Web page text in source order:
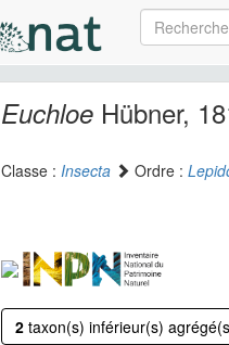
Euchloe Hübner,
Classe : Insecta Ordre :
2 taxon(s) inférieur(s)